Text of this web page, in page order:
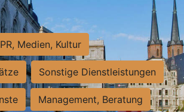
Medien, Kultur
Sonstige Dienstleistungen
Management, Beratung